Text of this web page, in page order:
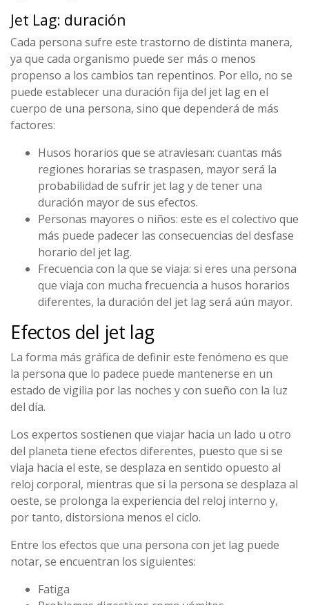
Jet Lag: duración
Cada persona sufre este trastorno de distinta manera,
ya que cada organismo puede ser más o menos
propenso a los cambios tan repentinos. Por ello, no se
puede establecer una duración fija del jet lag en el
cuerpo de una persona, sino que dependerá de más
factores:
Husos horarios que se atraviesan: cuantas más
regiones horarias se traspasen, mayor será la
probabilidad de sufrir jet lag y de tener una
duración mayor de sus efectos.
Personas mayores o niños: este es el colectivo que
más puede padecer las consecuencias del desfase
horario del jet lag.
Frecuencia con la que se viaja: si eres una persona
que viaja con mucha frecuencia a husos horarios
diferentes, la duración del jet lag será aún mayor.
Efectos del jet lag
La forma más gráfica de definir este fenómeno es que
la persona que lo padece puede mantenerse en un
estado de vigilia por las noches y con sueño con la luz
del día.
Los expertos sostienen que viajar hacia un lado u otro
del planeta tiene efectos diferentes, puesto que si se
viaja hacia el este, se desplaza en sentido opuesto al
reloj corporal, mientras que si la persona se desplaza al
oeste, se prolonga la experiencia del reloj interno y,
por tanto, distorsiona menos el ciclo.
Entre los efectos que una persona con jet lag puede
notar, se encuentran los siguientes:
Fatiga